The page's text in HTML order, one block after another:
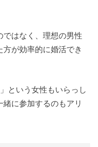
ではなく、理想の男性
が効率的に婚活でき
という女性もいらっし
に参加するのもアリ